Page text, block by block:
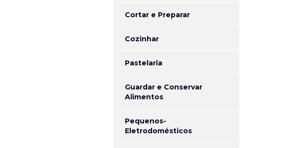
Cortar e Preparar
Cozinhar
Pastelaria
Guardar e Conservar
Alimentos
Pequenos-
Eletrodomésticos